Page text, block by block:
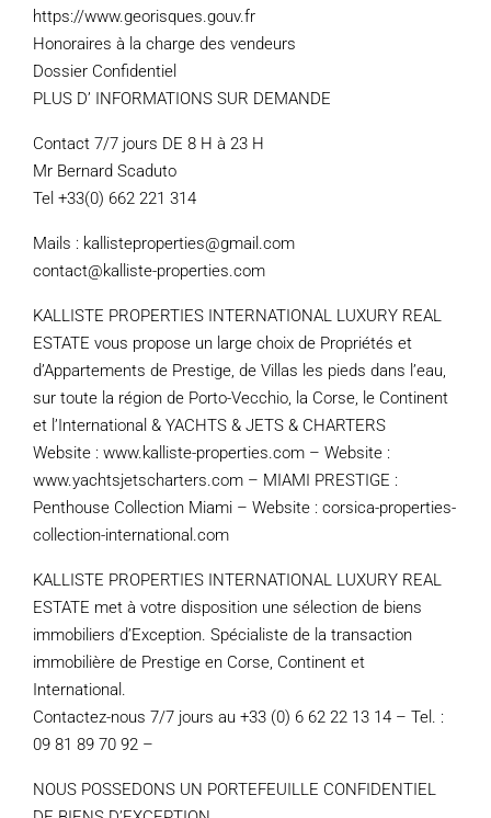
https://www.georisques.gouv.fr
Honoraires à la charge des vendeurs
Dossier Confidentiel
PLUS D’ INFORMATIONS SUR DEMANDE
Contact 7/7 jours DE 8 H à 23 H
Mr Bernard Scaduto
Tel +33(0) 662 221 314
Mails : kallisteproperties@gmail.com
contact@kalliste-properties.com
KALLISTE PROPERTIES INTERNATIONAL LUXURY REAL
ESTATE vous propose un large choix de Propriétés et
d’Appartements de Prestige, de Villas les pieds dans l’eau,
sur toute la région de Porto-Vecchio, la Corse, le Continent
et l’International & YACHTS & JETS & CHARTERS
Website : www.kalliste-properties.com – Website :
www.yachtsjetscharters.com – MIAMI PRESTIGE :
Penthouse Collection Miami – Website : corsica-properties-
collection-international.com
KALLISTE PROPERTIES INTERNATIONAL LUXURY REAL
ESTATE met à votre disposition une sélection de biens
immobiliers d’Exception. Spécialiste de la transaction
immobilière de Prestige en Corse, Continent et
International.
Contactez-nous 7/7 jours au +33 (0) 6 62 22 13 14 – Tel. :
09 81 89 70 92 –
NOUS POSSEDONS UN PORTEFEUILLE CONFIDENTIEL